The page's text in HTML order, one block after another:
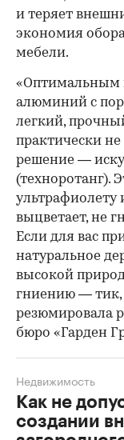
и теряет
экономия
мебели.
«Оптимальным
алюминий с
легкий,
практически
решение —
(техноротанг).
ультрафиолету
выцветает, не
Если для вас
натуральное
высокой
гниению — тик,
резюмировала
бюро «Гарден
Как не
создании
Недвижимость